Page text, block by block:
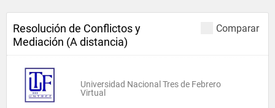
Comparar
Resolución de Conflictos y
Mediación (A distancia)
Universidad Nacional Tres de Febrero
Virtual